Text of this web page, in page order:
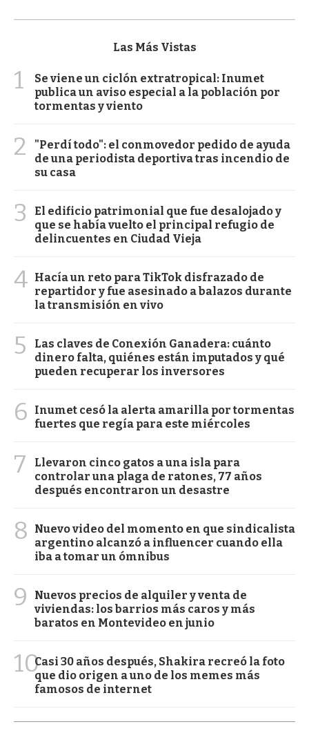
Las Más Vistas
1
Se viene un ciclón extratropical: Inumet
publica un aviso especial a la población por
tormentas y viento
2
"Perdí todo": el conmovedor pedido de ayuda
de una periodista deportiva tras incendio de
su casa
3
El edificio patrimonial que fue desalojado y
que se había vuelto el principal refugio de
delincuentes en Ciudad Vieja
4 Hacía un reto para TikTok disfrazado de
repartidor y fue asesinado a balazos durante
la transmisión en vivo
5
Las claves de Conexión Ganadera: cuánto
dinero falta, quiénes están imputados y qué
pueden recuperar los inversores
6
Inumet cesó la alerta amarilla por tormentas
fuertes que regía para este miércoles
7
Llevaron cinco gatos a una isla para
controlar una plaga de ratones, 77 años
después encontraron un desastre
8
Nuevo video del momento en que sindicalista
argentino alcanzó a influencer cuando ella
iba a tomar un ómnibus
9
Nuevos precios de alquiler y venta de
viviendas: los barrios más caros y más
baratos en Montevideo en junio
10Casi 30 años después, Shakira recreó la foto
que dio origen a uno de los memes más
famosos de internet